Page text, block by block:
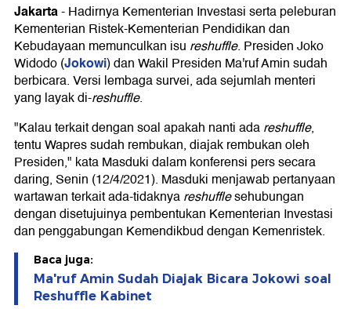
Jakarta-Hadirnya Kementerian Investasi serta peleburan
Kementerian Ristek-Kementerian Pendidikan dan
Kebudayaan memunculkan isu reshuffle. Presiden Joko
Widodo (Jokowi) dan Wakil Presiden Ma'ruf Amin sudah
berbicara. Versi lembaga survei, ada sejumlah menteri
yang layak di-reshuffle.
"Kalau terkait dengan soal apakah nanti adareshuffle,
tentu Wapres sudah rembukan, diajak rembukan oleh
Presiden," kata Masduki dalam konferensi pers secara
daring, Senin (12/4/2021). Masduki menjawab pertanyaan
wartawan terkait ada-tidaknyareshufflesehubungan
dengan disetujuinya pembentukan Kementerian Investasi
dan penggabungan Kemendikbud dengan Kemenristek.
Baca juga:
Ma'ruf Amin Sudah Diajak Bicara Jokowi soal
Reshuffle Kabinet